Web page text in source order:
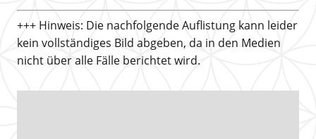
+++ Hinweis: Die nachfolgende Auflistung kann leider
kein vollständiges Bild abgeben, da in den Medien
nicht über alle Fälle berichtet wird.